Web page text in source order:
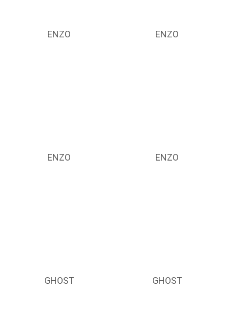
ENZO ENZO
ENZO ENZO
GHOST GHOST